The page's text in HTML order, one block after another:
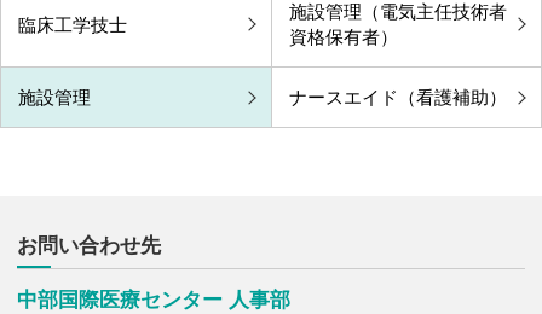
臨床工学技士
施設管理（電気主任技術者
資格保有者）
施設管理 ナースエイド（看護補助）
中部国際医療センター 人事部